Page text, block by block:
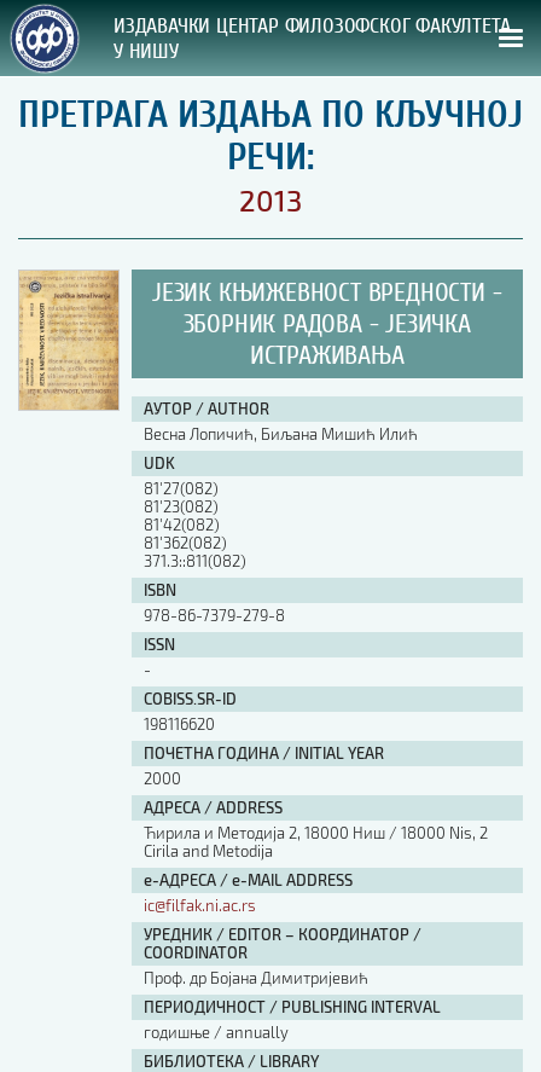
ИЗДАВАЧКИ ЦЕНТАР ФИЛОЗОФСКОГ ФАКУЛТЕТА
У НИШУ
СВА НАША ИЗДАЊА
ВРСТА ИЗДАЊА:
ПРЕГЛЕД
УПУТСТВА
УПУТСТВА
Правилник о издавачкој делатности
Упутство ауторима
Упутство уредницима
Изјава о ауторству
Изјава о лектури
Изјава о коришћењу ауторског дела
Упутство за бирање лиценце
Уговор са аутором
Шаблон прве стране и импресума [B5, ћир]
Шаблон прве стране и импресума [B5, лат]
Шаблон прве стране и импресума [B5, енг]
Етички кодекс
ПРЕТРАГА ИЗДАЊА
Наслов или део наслова
ПРЕТРАГА ИЗДАЊА ПО КЉУЧНОЈ
РЕЧИ:
2013
ЈЕЗИК КЊИЖЕВНОСТ ВРЕДНОСТИ -
ЗБОРНИК РАДОВА - ЈЕЗИЧКА
ИСТРАЖИВАЊА
АУТОР / AUTHOR
Весна Лопичић, Биљана Мишић Илић
UDK
81'27(082)
81'23(082)
81'42(082)
81'362(082)
371.3::811(082)
ISBN
978-86-7379-279-8
ISSN
-
COBISS.SR-ID
198116620
ПОЧЕТНА ГОДИНА / INITIAL YEAR
2000
АДРЕСА / ADDRESS
Ћирила и Методија 2, 18000 Ниш / 18000 Nis, 2
Cirila and Metodija
е-АДРЕСА / e-MAIL ADDRESS
ic@filfak.ni.ac.rs
УРЕДНИК / EDITOR – КООРДИНАТОР /
COORDINATOR
Проф. др Бојана Димитријевић
ПЕРИОДИЧНОСТ / PUBLISHING INTERVAL
годишње / annually
БИБЛИОТЕКА / LIBRARY